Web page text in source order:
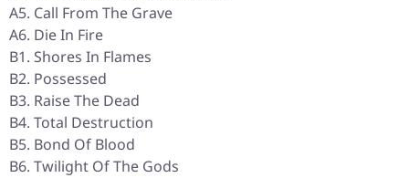
A5. Call From The Grave
A6. Die In Fire
B1. Shores In Flames
B2. Possessed
B3. Raise The Dead
B4. Total Destruction
B5. Bond Of Blood
B6. Twilight Of The Gods